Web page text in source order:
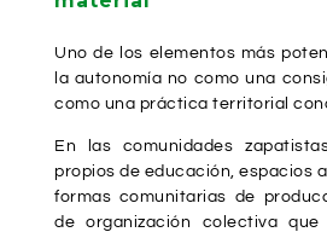
Uno de los elementos más
la autonomía no como una
como una práctica territorial
En las comunidades
propios de educación, espacios
formas comunitarias de
de organización colectiva